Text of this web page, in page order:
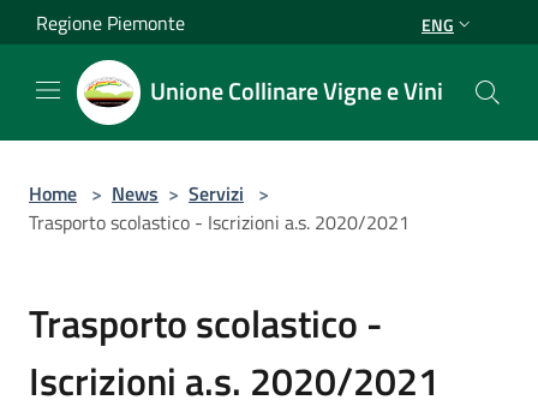
Salta al contenuto principale
Regione Piemonte ENG
Unione Collinare Vigne e Vini
Home > News > Servizi >
Trasporto scolastico - Iscrizioni a.s. 2020/2021
Trasporto scolastico -
Iscrizioni a.s. 2020/2021